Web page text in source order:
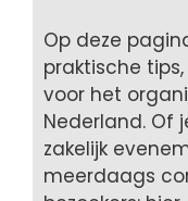
Op deze
praktische
voor het
Nederland. Of
zakelijk
meerdaags